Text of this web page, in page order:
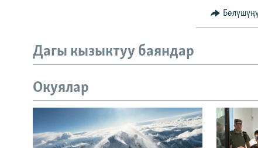
Дагы кызыктуу баяндар
Окуялар